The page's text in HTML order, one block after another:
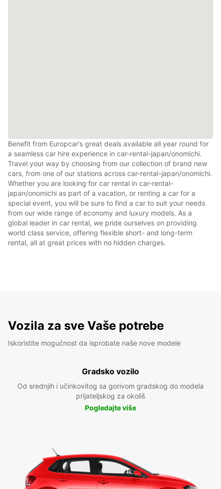
Benefit from Europcar’s great deals available all year round for
a seamless car hire experience in car-rental-japan/onomichi.
Travel your way by choosing from our collection of brand new
cars, from one of our stations across car-rental-japan/onomichi.
Whether you are looking for car rental in car-rental-
japan/onomichi as part of a vacation, or renting a car for a
special event, you will be sure to find a car to suit your needs
from our wide range of economy and luxury models. As a
global leader in car rental, we pride ourselves on providing
world class service, offering flexible short- and long-term
rental, all at great prices with no hidden charges.
Vozila za sve Vaše potrebe
Iskoristite mogućnost da isprobate naše nove modele
Gradsko vozilo
Od srednjih i učinkovitog sa gorivom gradskog do modela
prijateljskog za okoliš
Pogledajte više